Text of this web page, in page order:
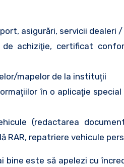
asigurări, servicii
achiziţie, certificat
mapelor de la instituţii
în o aplicaţie
(redactarea
RAR, repatriere vehicule
este să apelezi cu